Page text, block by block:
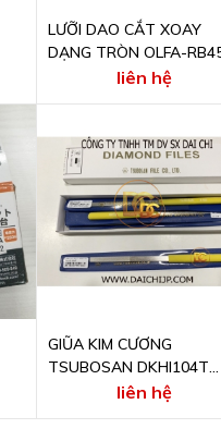
LƯỠI DAO CẮT XOAY
DẠNG TRÒN OLFA-
liên hệ
GIŨA KIM CƯƠNG
TSUBOSAN DKHI104T
liên hệ